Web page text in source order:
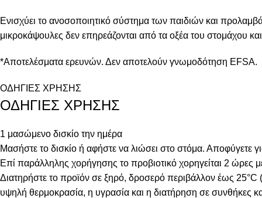
Ενισχύει το ανοσοποιητικό σύστημα των παιδιών και
μικροκάψουλες δεν επηρεάζονται από τα οξέα του στομάχου
*Αποτελέσματα ερευνών. Δεν αποτελούν γνωμοδότηση EFSA.
ΟΔΗΓΙΕΣ ΧΡΗΣΗΣ
ΟΔΗΓΙΕΣ ΧΡΗΣΗΣ
1 μασώμενο δισκίο την ημέρα
Μασήστε το δισκίο ή αφήστε να λιώσει στο στόμα. Αποφύγετε
Επί παράλληλης χορήγησης το προβιοτικό χορηγείται 2 ώρες
Διατηρήστε το προϊόν σε ξηρό, δροσερό περιβάλλον έως
υψηλή θερμοκρασία, η υγρασία και η διατήρηση σε συνθήκες